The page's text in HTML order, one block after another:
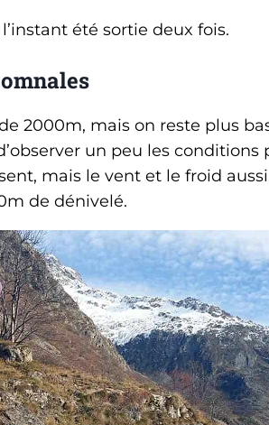
été sortie deux fois.
2000m, mais on reste plus
un peu les conditions
mais le vent et le froid
de dénivelé.